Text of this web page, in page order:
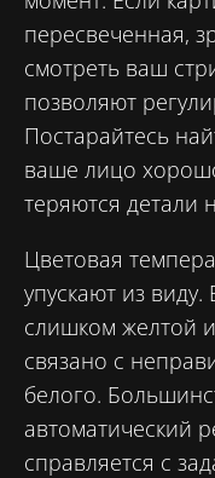
пересвеченная,
смотреть ваш
позволяют
Постарайтесь
ваше лицо
теряются детали
Цветовая
упускают из
слишком желтой
связано с
белого.
автоматический
справляется с